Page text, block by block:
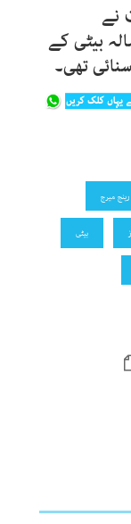
نے
نژاد جوڑے کو اپنی 18 سالہ بیٹی کے
تھی۔
ارینج میرج
بیٹی